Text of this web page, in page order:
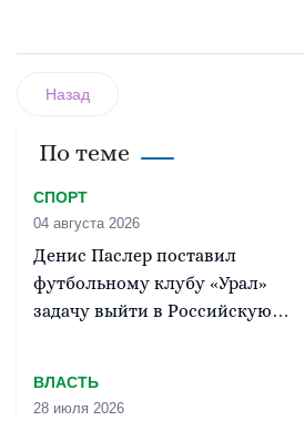
Назад
По теме
СПОРТ
04 августа 2026
Денис Паслер поставил
футбольному клубу «Урал»
задачу выйти в Российскую
ВЛАСТЬ
28 июля 2026